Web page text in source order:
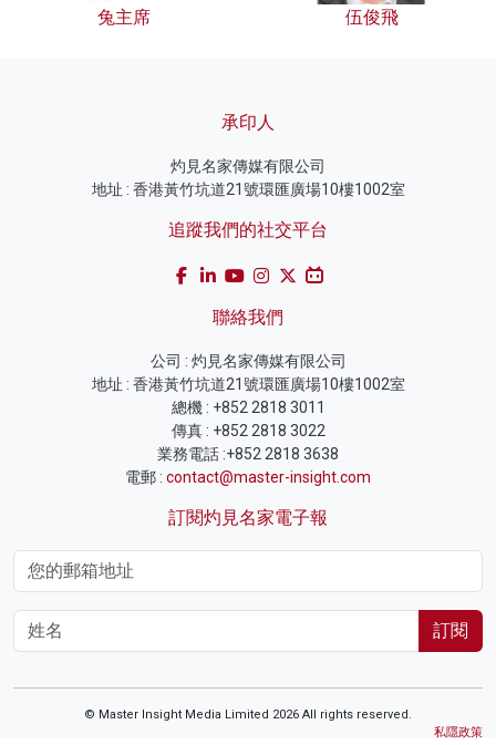
兔主席 伍俊飛
承印人
灼見名家傳媒有限公司
地址 : 香港黃竹坑道21號環匯廣場10樓1002室
追蹤我們的社交平台
聯絡我們
公司 : 灼見名家傳媒有限公司
地址 : 香港黃竹坑道21號環匯廣場10樓1002室
總機 : +852 2818 3011
傳真 : +852 2818 3022
業務電話 :+852 2818 3638
電郵 : contact@master-insight.com
訂閱灼見名家電子報
訂閱
© Master Insight Media Limited 2026 All rights reserved.
私隱政策